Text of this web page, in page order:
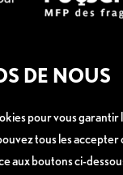
DE NOUS
pour vous
tous les
aux boutons ci-